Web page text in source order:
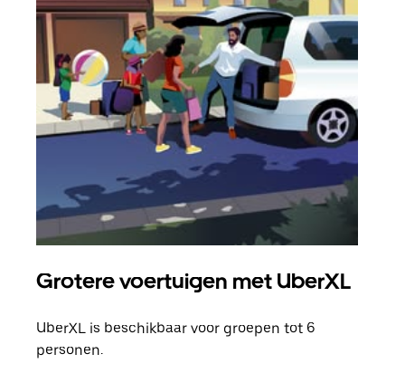
Grotere voertuigen met UberXL
UberXL is beschikbaar voor groepen tot 6
personen.